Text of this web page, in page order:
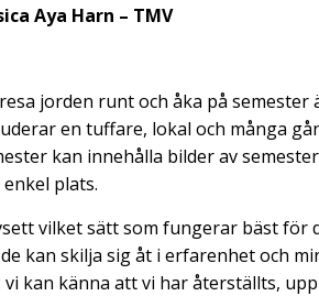
Aya Harn – TMV
jorden runt och åka på
en tuffare, lokal och många
kan innehålla bilder av
enkel plats.
vilket sätt som fungerar bäst för
kan skilja sig åt i erfarenhet och
vi kan känna att vi har återställts,